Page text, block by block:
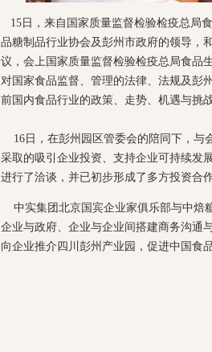
15日，来自国家质量监督检验检疫总局
品糖制品行业协会及彭州市政府的领导，
议，会上国家质量监督检验检疫总局食品
对国家食品监督、管理的法律、法规及彭
前国内食品行业的政策、走势、机遇与挑
16日，在彭州园区管委会的陪同下，与
采取的吸引企业投资、支持企业可持续发
进行了洽谈，并已初步形成了多方投资合
中实集团北京国宾企业家俱乐部与中焙
企业与政府、企业与企业间搭建商务沟通
向企业推介四川彭州产业园，促进中国食